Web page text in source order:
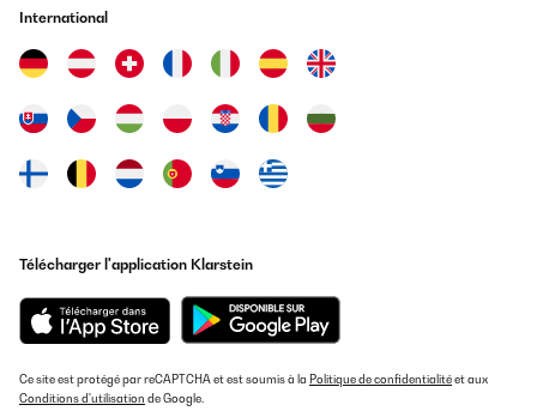
Materialien übersichtlich vorbereiten.Ein extrem wichtiger Punkt
die von unten anzuschraubenden Zierleisten (Bauteile F), welche
mit den Schrauben mit Abstandshaltern montiert werden,
darunter! (siehe Bild)Ansonsten ist der Aufbau mit zwei
handwerklich begabten Personen in ca 2 Stunden locker zu
haltbar. Die Lackierung macht einen wertigen Eindruck und ich
hatte zumindest weder Farbnasen noch Kratzer an den
Internet bekommt man jedoch Klemmkettenhalter für diese
nachbessern.Alles in allem zu diesem Preis definitiv gut!
Amazon-Benutzer
Traduire
International
Télécharger l'application Klarstein
Ce site est protégé par reCAPTCHA et est soumis à la Politique de confidentialitéet aux
Conditions d'utilisation de Google.